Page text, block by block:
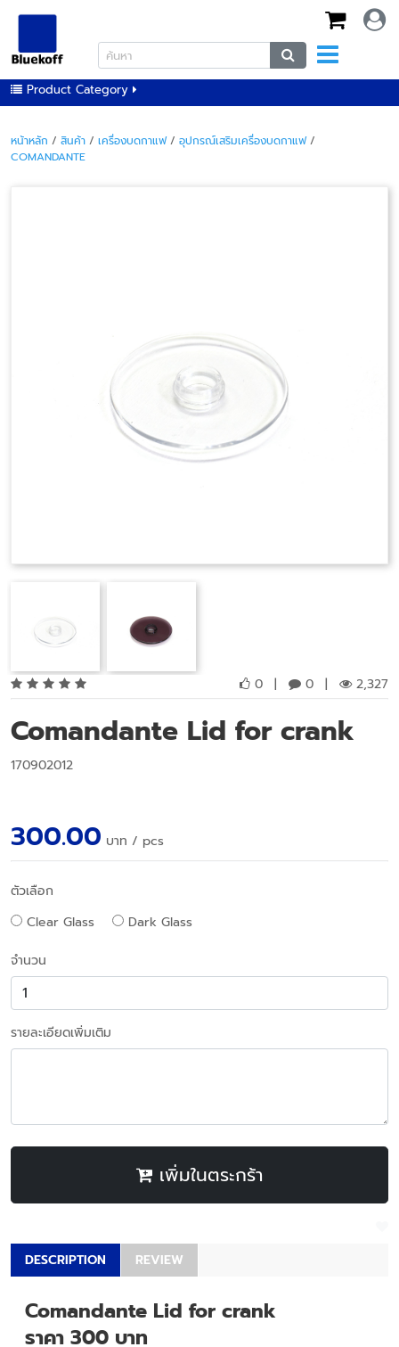
Product Category
หน้าหลัก / สินค้า / เครื่องบดกาแฟ/ อุปกรณ์เสริมเครื่องบดกาแฟ/
COMANDANTE
0 | 0 | 2,327
Comandante Lid for crank
170902012
300.00 บาท / pcs
ตัวเลือก
Clear Glass
Dark Glass
จำนวน
รายละเอียดเพิ่มเติม
เพิ่มในตระกร้า
DESCRIPTION REVIEW
Comandante Lid for crank
ราคา 300 บาท